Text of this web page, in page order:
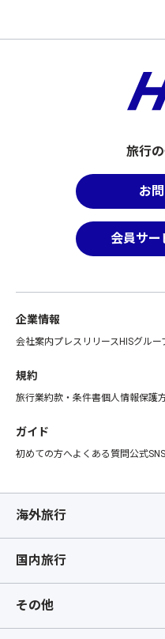
旅行
お
会員サー
企業情報
会社案内プレスリリースHISグルー
規約
旅行業約款・条件書個人情報保護
ガイド
初めての方へよくある質問公式
海外旅行
国内旅行
その他